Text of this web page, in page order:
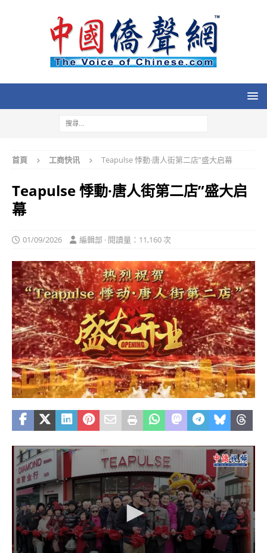
首頁 工商快讯 Teapulse 悸動·唐人街第二店”盛大启幕
Teapulse 悸動·唐人街第二店”盛大启
幕
01/09/2026 編輯部 · 閱讀量：11,160 次